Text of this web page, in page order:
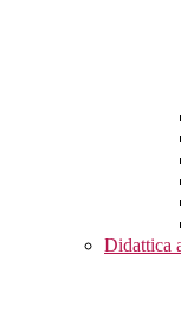
Didattica